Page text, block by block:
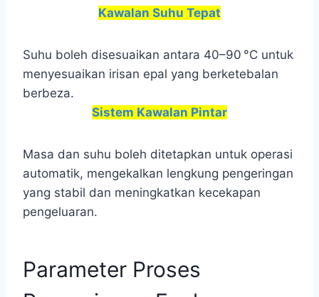
Kawalan Suhu Tepat
Suhu boleh disesuaikan antara 40–90 °C untuk
menyesuaikan irisan epal yang berketebalan
berbeza.
Sistem Kawalan Pintar
Masa dan suhu boleh ditetapkan untuk operasi
automatik, mengekalkan lengkung pengeringan
yang stabil dan meningkatkan kecekapan
pengeluaran.
Parameter Proses